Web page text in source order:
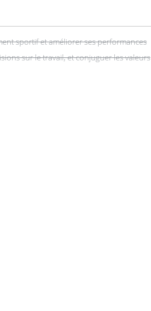
sportif et améliorer ses performances
sur le travail, et conjuguer les valeurs